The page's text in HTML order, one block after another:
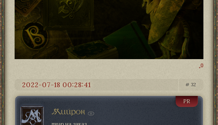
0
32
2022-07-18 00:28:41
Мийрон
PR